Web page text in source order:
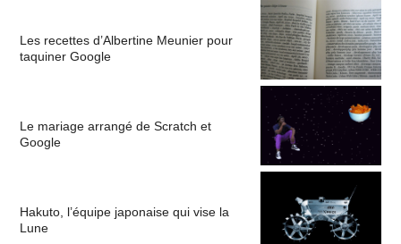
Les recettes d’Albertine Meunier pour
taquiner Google
Le mariage arrangé de Scratch et
Google
Hakuto, l’équipe japonaise qui vise la
Lune